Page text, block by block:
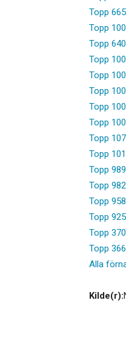
Topp
Topp
Topp
Topp
Topp
Topp
Topp
Topp
Topp
Topp
Topp
Topp
Topp
Topp
Topp
Topp
Alla
Kilde(r):